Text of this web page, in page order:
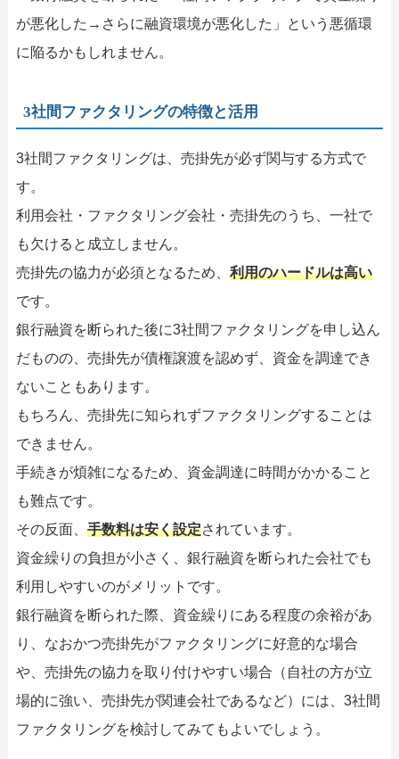
が悪化した→さらに融資環境が悪化した」という悪循環
に陥るかもしれません。
3社間ファクタリングの特徴と活用
3社間ファクタリングは、売掛先が必ず関与する方式で
す。
利用会社・ファクタリング会社・売掛先のうち、一社で
も欠けると成立しません。
売掛先の協力が必須となるため、 利用のハードルは高い
です。
銀行融資を断られた後に3社間ファクタリングを申し込ん
だものの、売掛先が債権譲渡を認めず、資金を調達でき
ないこともあります。
もちろん、売掛先に知られずファクタリングすることは
できません。
手続きが煩雑になるため、資金調達に時間がかかること
も難点です。
その反面、 手数料は安く設定されています。
資金繰りの負担が小さく、銀行融資を断られた会社でも
利用しやすいのがメリットです。
銀行融資を断られた際、資金繰りにある程度の余裕があ
り、なおかつ売掛先がファクタリングに好意的な場合
や、売掛先の協力を取り付けやすい場合（自社の方が立
場的に強い、売掛先が関連会社であるなど）には、3社間
ファクタリングを検討してみてもよいでしょう。